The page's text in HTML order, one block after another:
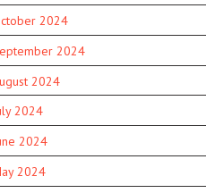
2024
2024
2024
2024
2024
2024